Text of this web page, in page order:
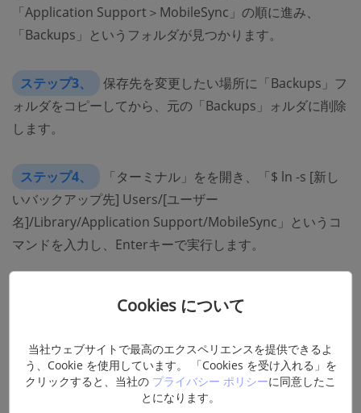
「Application Support＞MobileSync」の順に進み、
「Backups」というフォルダが見つかります。
ステップ3、
保存先を変更したい場所に「Backups」フ
ォルダをコピーしてから、元の「Backups」ォルダに削除
します。
ステップ4、
「ターミナル」をを開き、「$ ln -s [新し
いバックアップ先] Users/[ユーザー
名]/Library/Application Support/MobileSync」というコ
マンドを入力し、Enterキーで実行します。
これで、バックアップを実行すると、新しい保存場所にバ
ックアップが作成されるようになるはずです。
Cookies について
当社ウェブサイトで最高のエクスペリエンスを提供できるよ
う、Cookie を使用しています。 「Cookies を受け入れる」を
クリックすると、当社の プライバシー ポリシーに同意したこ
とになります。